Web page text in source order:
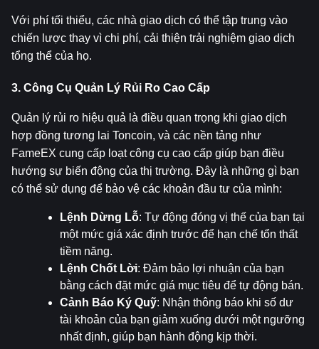
Với phí tối thiểu, các nhà giao dịch có thể tập trung vào
chiến lược thay vì chi phí, cải thiện trải nghiệm giao dịch
tổng thể của họ.
3. Công Cụ Quản Lý Rủi Ro Cao Cấp
Quản lý rủi ro hiệu quả là điều quan trọng khi giao dịch
hợp đồng tương lai Toncoin, và các nền tảng như
FameEX cung cấp loạt công cụ cao cấp giúp bạn điều
hướng sự biến động của thị trường. Đây là những gì bạn
có thể sử dụng để bảo vệ các khoản đầu tư của mình:
Lệnh Dừng Lỗ: Tự động đóng vị thế của bạn tại
một mức giá xác định trước để hạn chế tổn thất
tiềm năng.
Lệnh Chốt Lời: Đảm bảo lợi nhuận của bạn
bằng cách đặt mức giá mục tiêu để tự động bán.
Cảnh Báo Ký Quỹ: Nhận thông báo khi số dư
tài khoản của bạn giảm xuống dưới một ngưỡng
nhất định, giúp bạn hành động kịp thời.